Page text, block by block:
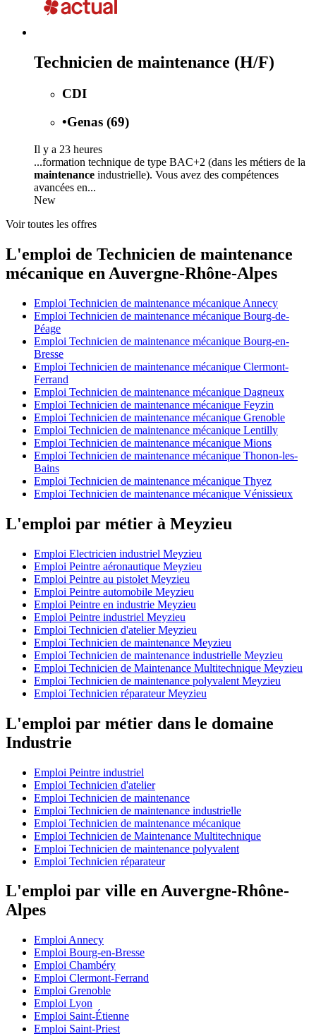
Technicien de maintenance (H/F)
CDI
•Genas (69)
Il y a 23 heures
...formation technique de type BAC+2 (dans les métiers de la
maintenance industrielle). Vous avez des compétences
avancées en...
New
Voir toutes les offres
L'emploi de Technicien de maintenance
mécanique en Auvergne-Rhône-Alpes
Emploi Technicien de maintenance mécanique Annecy
Emploi Technicien de maintenance mécanique Bourg-de-
Péage
Emploi Technicien de maintenance mécanique Bourg-en-
Bresse
Emploi Technicien de maintenance mécanique Clermont-
Ferrand
Emploi Technicien de maintenance mécanique Dagneux
Emploi Technicien de maintenance mécanique Feyzin
Emploi Technicien de maintenance mécanique Grenoble
Emploi Technicien de maintenance mécanique Lentilly
Emploi Technicien de maintenance mécanique Mions
Emploi Technicien de maintenance mécanique Thonon-les-
Bains
Emploi Technicien de maintenance mécanique Thyez
Emploi Technicien de maintenance mécanique Vénissieux
L'emploi par métier à Meyzieu
Emploi Electricien industriel Meyzieu
Emploi Peintre aéronautique Meyzieu
Emploi Peintre au pistolet Meyzieu
Emploi Peintre automobile Meyzieu
Emploi Peintre en industrie Meyzieu
Emploi Peintre industriel Meyzieu
Emploi Technicien d'atelier Meyzieu
Emploi Technicien de maintenance Meyzieu
Emploi Technicien de maintenance industrielle Meyzieu
Emploi Technicien de Maintenance Multitechnique Meyzieu
Emploi Technicien de maintenance polyvalent Meyzieu
Emploi Technicien réparateur Meyzieu
L'emploi par métier dans le domaine
Industrie
Emploi Peintre industriel
Emploi Technicien d'atelier
Emploi Technicien de maintenance
Emploi Technicien de maintenance industrielle
Emploi Technicien de maintenance mécanique
Emploi Technicien de Maintenance Multitechnique
Emploi Technicien de maintenance polyvalent
Emploi Technicien réparateur
L'emploi par ville en Auvergne-Rhône-
Alpes
Emploi Annecy
Emploi Bourg-en-Bresse
Emploi Chambéry
Emploi Clermont-Ferrand
Emploi Grenoble
Emploi Lyon
Emploi Saint-Étienne
Emploi Saint-Priest